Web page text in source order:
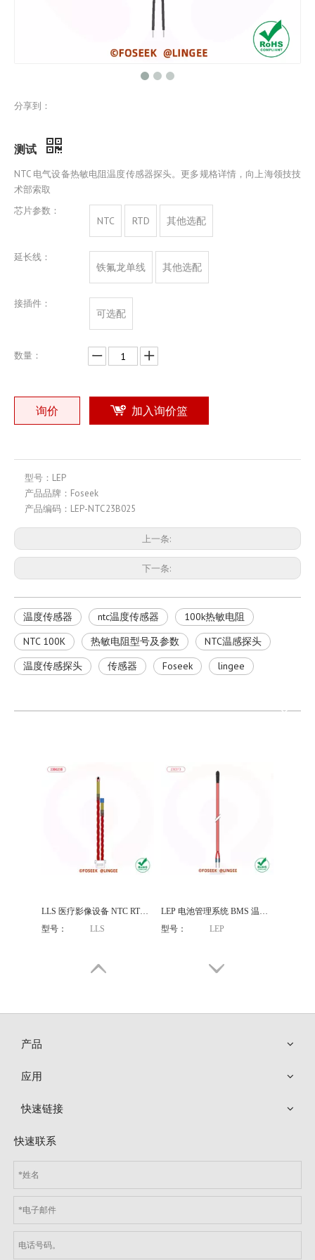
分享到：
测试
NTC 电气设备热敏电阻温度传感器探头。更多规格详情，向上海领技技
术部索取
芯片参数：
NTC RTD 其他选配
延长线：
铁氟龙单线 其他选配
接插件：
可选配
数量：
询价 加入询价篮
型号： LEP
产品品牌： Foseek
产品编码： LEP-NTC23B025
上一条:
下一条:
温度传感器 ntc温度传感器
100k热敏电阻
NTC 100K
热敏电阻型号及参数
NTC温感探头
温度传感探头
传感器 Foseek lingee
型号：
型号：
LLS
型号：
LEP
产品
应用
快速链接
快速联系